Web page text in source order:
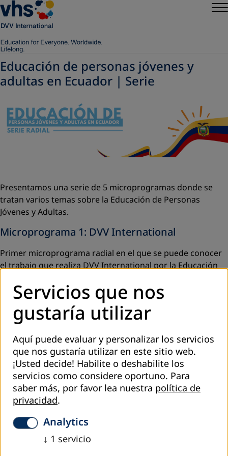
Educación de personas jóvenes y
adultas en Ecuador | Serie
Presentamos una serie de 5 microprogramas donde se
tratan varios temas sobre la Educación de Personas
Jóvenes y Adultas.
Microprograma 1: DVV International
Primer microprograma radial en el que se puede conocer
el trabajo que realiza DVV International por la Educación
líneas de trabajo y contrapartes en Ecuador? ¿En que
países está presente esta institución?
Microprograma 2: Contrapartes de DVV
International
En este microprograma conoceremos a las Contrapartes
de DVV International en Ecuador, Sus líneas de trabajo,
experiencias con la educación de personas jóvenes y
adultas, objetivos y metas para el año 2020.
Microprograma 3: Formación y especialización
de educadores
Servicios que nos
gustaría utilizar
Aquí puede evaluar y personalizar los servicios
que nos gustaría utilizar en este sitio web.
¡Usted decide! Habilite o deshabilite los
servicios como considere oportuno. Para
saber más, por favor lea nuestra política de
privacidad.
Analytics
↓ 1 servicio